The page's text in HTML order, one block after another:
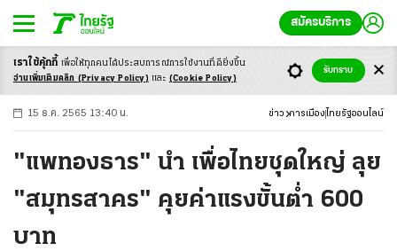
สมัครบริการ
-ก ก ก+
15 ธ.ค. 2565 13:40 น. ข่าว การเมือง ไทยรัฐออนไลน์
"แพทองธาร" นำ เพื่อไทยชุดใหญ่ ลุย
"สมุทรสาคร" คุยค่าแรงขั้นต่ำ 600
บาท
เราใช้คุ้กกี้ เพื่อให้ทุกคนได้ประสบการณ์การใช้งานที่ดียิ่งขึ้น
อ่านเพิ่มเติมคลิก (Privacy Policy) และ (Cookie Policy)
รับทราบ